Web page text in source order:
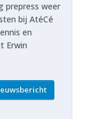
prepress weer
bij AtéCé
en
Erwin